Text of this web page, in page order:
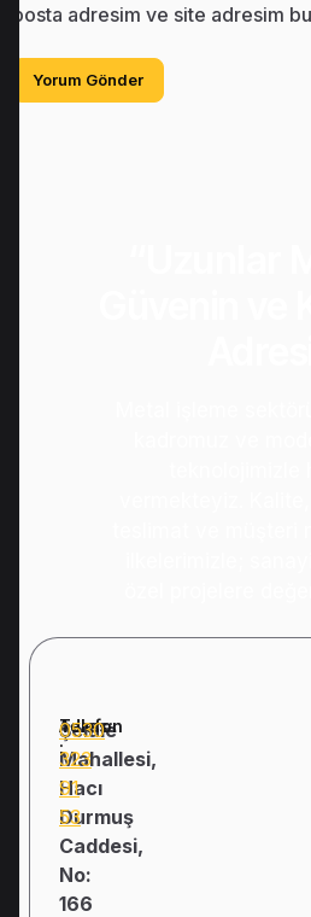
posta adresim ve site adresim
Adres:
Şelale
Mahallesi,
Hacı
Durmuş
Caddesi,
No:
166
Telefon
:
0530
323
91
53